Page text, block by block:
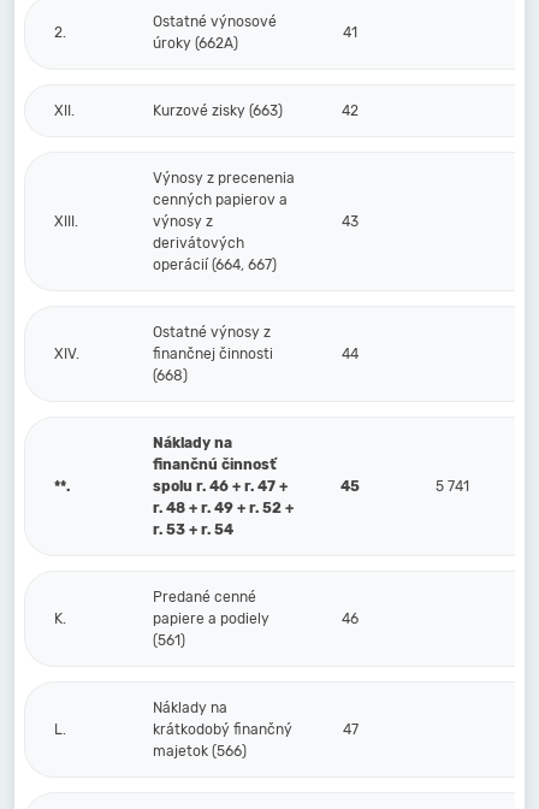
2.
Ostatné výnosové
úroky (662A)
41
XII. Kurzové zisky (663) 42
XIII.
Výnosy z precenenia
cenných papierov a
výnosy z
derivátových
operácií (664, 667)
43
XIV.
Ostatné výnosy z
finančnej činnosti
(668)
44
**.
Náklady na
finančnú činnosť
spolu r. 46 + r. 47 +
r. 48 + r. 49 + r. 52 +
r. 53 + r. 54
45 5 741
K.
Predané cenné
papiere a podiely
(561)
46
L.
Náklady na
krátkodobý finančný
majetok (566)
47